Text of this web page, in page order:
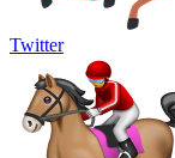
Twitter